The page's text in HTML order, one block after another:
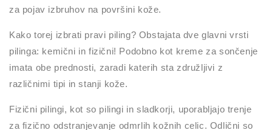
za pojav izbruhov na površini kože.
Kako torej izbrati pravi piling? Obstajata dve glavni vrsti
pilinga: kemični in fizični! Podobno kot kreme za sončenje
imata obe prednosti, zaradi katerih sta združljivi z
različnimi tipi in stanji kože.
Fizični pilingi, kot so pilingi in sladkorji, uporabljajo trenje
za fizično odstranjevanje odmrlih kožnih celic. Odlični so